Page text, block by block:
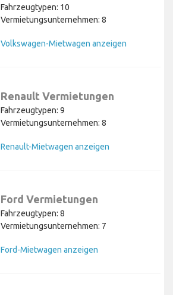
Fahrzeugtypen: 10
Vermietungsunternehmen: 8
Volkswagen-Mietwagen anzeigen
Renault Vermietungen
Fahrzeugtypen: 9
Vermietungsunternehmen: 8
Renault-Mietwagen anzeigen
Ford Vermietungen
Fahrzeugtypen: 8
Vermietungsunternehmen: 7
Ford-Mietwagen anzeigen